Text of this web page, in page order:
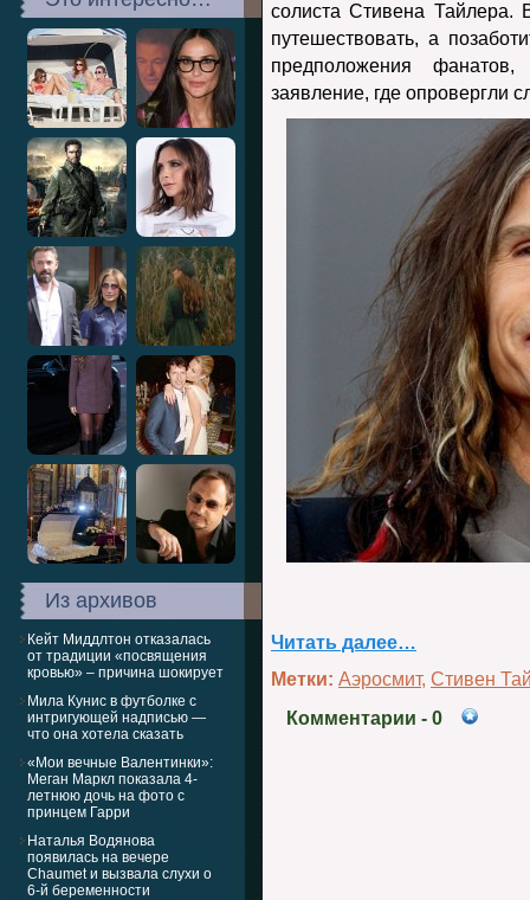
Из архивов
Кейт Миддлтон отказалась
от традиции «посвящения
кровью» – причина шокирует
Мила Кунис в футболке с
интригующей надписью —
что она хотела сказать
«Мои вечные Валентинки»:
Меган Маркл показала 4-
летнюю дочь на фото с
принцем Гарри
Наталья Водянова
появилась на вечере
Chaumet и вызвала слухи о
6-й беременности
солиста Стивена Тайлера.
путешествовать, а
предположения фанатов,
заявление, где опровергли
Читать далее…
Метки: Аэросмит, Стивен
Комментарии - 0